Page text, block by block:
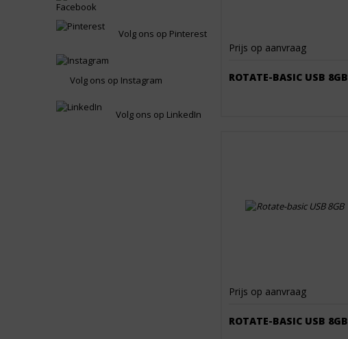
Volg ons op Pinterest
Volg ons op Instagram
Volg ons op LinkedIn
Prijs op aanvraag
ROTATE-BASIC USB 8GB
Prijs op aanvraag
ROTATE-BASIC USB 8GB